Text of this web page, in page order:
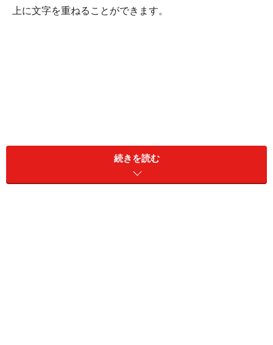
上に文字を重ねることができます。
続きを読む